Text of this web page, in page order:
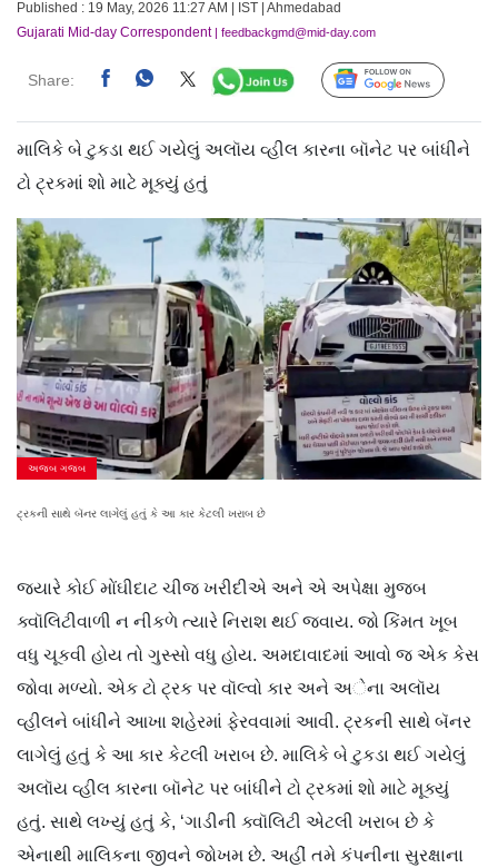
Published : 19 May, 2026 11:27 AM | IST | Ahmedabad
Gujarati Mid-day Correspondent| feedbackgmd@mid-day.com
Share: Follow Us
માલિકે બે ટુકડા થઈ ગયેલું અલૉય વ્હીલ કારના બૉનેટ પર બાંધીને
ટો ટ્રકમાં શો માટે મૂક્યું હતું
અજબ ગજબ
ટ્રકની સાથે બૅનર લાગેલું હતું કે આ કાર કેટલી ખરાબ છે
જ્યારે કોઈ મોંઘીદાટ ચીજ ખરીદીએ અને એ અપેક્ષા મુજબ
ક્વૉલિટીવાળી ન નીકળે ત્યારે નિરાશ થઈ જવાય. જો કિંમત ખૂબ
વધુ ચૂકવી હોય તો ગુસ્સો વધુ હોય. અમદાવાદમાં આવો જ એક કેસ
જોવા મળ્યો. એક ટો ટ્રક પર વૉલ્વો કાર અને અેના અલૉય
વ્હીલને બાંધીને આખા શહેરમાં ફેરવવામાં આવી. ટ્રકની સાથે બૅનર
લાગેલું હતું કે આ કાર કેટલી ખરાબ છે. માલિકે બે ટુકડા થઈ ગયેલું
અલૉય વ્હીલ કારના બૉનેટ પર બાંધીને ટો ટ્રકમાં શો માટે મૂક્યું
હતું. સાથે લખ્યું હતું કે, ‘ગાડીની ક્વૉલિટી એટલી ખરાબ છે કે
એનાથી માલિકના જીવને જોખમ છે. અહીં તમે કંપનીના સુરક્ષાના